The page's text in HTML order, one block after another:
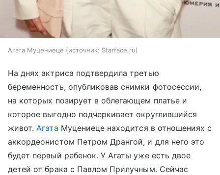
Агата Муцениеце источник: Starface.ru
На днях актриса подтвердила третью
беременность, опубликовав снимки фотосессии,
на которых позирует в облегающем платье и
которое выгодно подчеркивает округлившийся
живот.Агата Муцениеце находится в отношениях с
аккордеонистом Петром Дрангой, и для него это
будет первый ребенок. У Агаты уже есть двое
детей от брака с Павлом Прилучным. Сейчас